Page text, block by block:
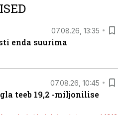
07.08.26, 13:35
enda suurima
07.08.26, 10:45
teeb 19,2 -miljonilise